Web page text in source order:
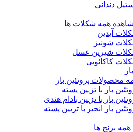
دندانی
همه شکلات ها
آیدین
شونیز
شیرین عسل
کاکائویی
محصولات پروتئین بار
بار با تزیین پسته
بار با تزیین بادام هندی
بار انجیر با تزیین پسته
برنج ها